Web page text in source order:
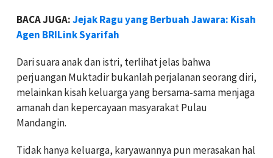
BACA JUGA:Jejak Ragu yang Berbuah Jawara: Kisah
Agen BRILink Syarifah
Dari suara anak dan istri, terlihat jelas bahwa
perjuangan Muktadir bukanlah perjalanan seorang diri,
melainkan kisah keluarga yang bersama-sama menjaga
amanah dan kepercayaan masyarakat Pulau
Mandangin.
Tidak hanya keluarga, karyawannya pun merasakan hal